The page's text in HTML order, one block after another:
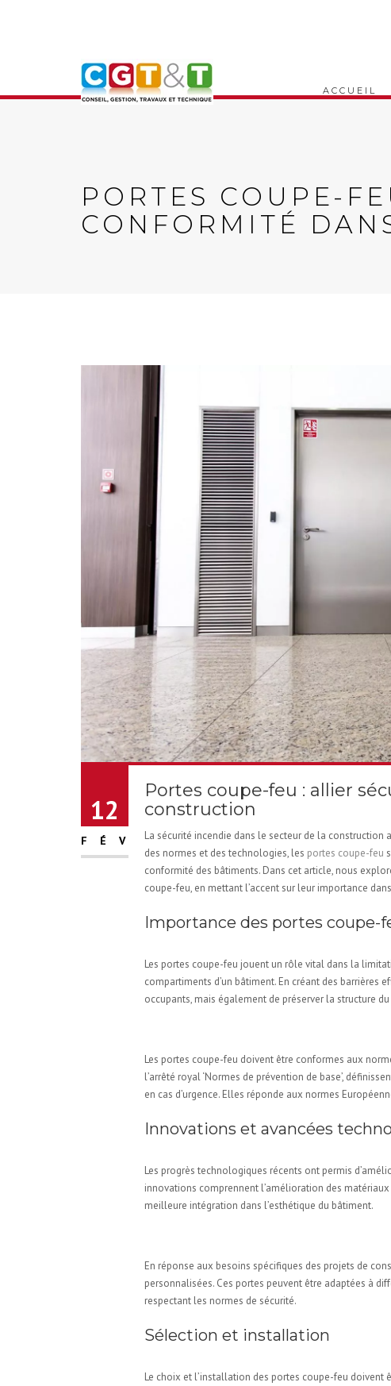
ACCUEIL
PORTES COUPE-
CONFORMITÉ
12
FÉV
Portes coupe-feu : allier
construction
La sécurité incendie dans le secteur de la
des normes et des technologies, les portes coupe-feu
conformité des bâtiments. Dans cet article, nous
coupe-feu, en mettant l’accent sur leur importance
Importance des portes coupe-
Les portes coupe-feu jouent un rôle vital dans la
compartiments d’un bâtiment. En créant des
occupants, mais également de préserver la structure
Les portes coupe-feu doivent être conformes aux
l’arrêté royal ‘Normes de prévention de base’,
en cas d’urgence. Elles réponde aux normes
Innovations et avancées
Les progrès technologiques récents ont permis
innovations comprennent l’amélioration des
meilleure intégration dans l’esthétique du bâtiment.
En réponse aux besoins spécifiques des projets de
personnalisées. Ces portes peuvent être adaptées à
respectant les normes de sécurité.
Sélection et installation
Le choix et l’installation des portes coupe-feu doivent